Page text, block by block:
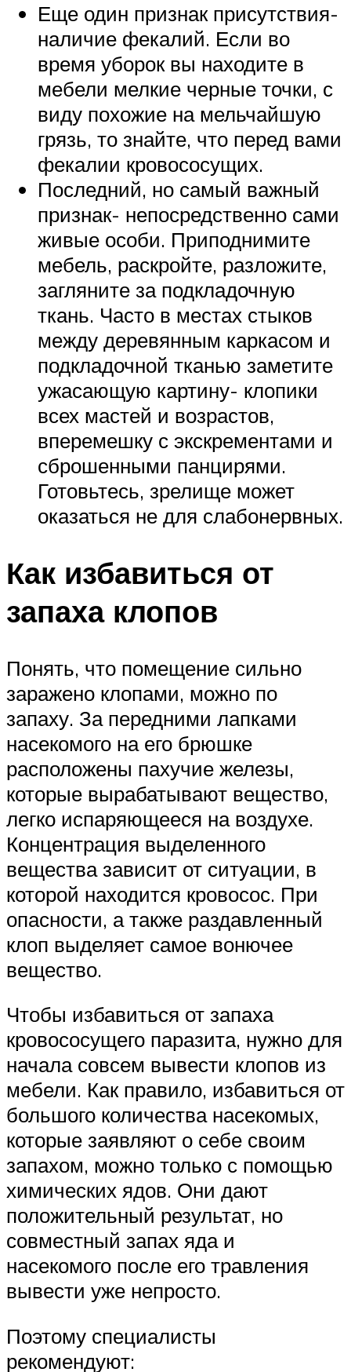
Еще один признак присутствия-
наличие фекалий. Если во
время уборок вы находите в
мебели мелкие черные точки, с
виду похожие на мельчайшую
грязь, то знайте, что перед вами
фекалии кровососущих.
Последний, но самый важный
признак- непосредственно сами
живые особи. Приподнимите
мебель, раскройте, разложите,
загляните за подкладочную
ткань. Часто в местах стыков
между деревянным каркасом и
подкладочной тканью заметите
ужасающую картину- клопики
всех мастей и возрастов,
вперемешку с экскрементами и
сброшенными панцирями.
Готовьтесь, зрелище может
оказаться не для слабонервных.
Как избавиться от
запаха клопов
Понять, что помещение сильно
заражено клопами, можно по
запаху. За передними лапками
насекомого на его брюшке
расположены пахучие железы,
которые вырабатывают вещество,
легко испаряющееся на воздухе.
Концентрация выделенного
вещества зависит от ситуации, в
которой находится кровосос. При
опасности, а также раздавленный
клоп выделяет самое вонючее
вещество.
Чтобы избавиться от запаха
кровососущего паразита, нужно для
начала совсем вывести клопов из
мебели. Как правило, избавиться от
большого количества насекомых,
которые заявляют о себе своим
запахом, можно только с помощью
химических ядов. Они дают
положительный результат, но
совместный запах яда и
насекомого после его травления
вывести уже непросто.
Поэтому специалисты
рекомендуют: